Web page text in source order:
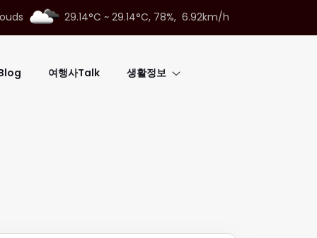
29.14°C ~ 29.14°C, 78%, 6.92km/h
여행사Talk 생활정보